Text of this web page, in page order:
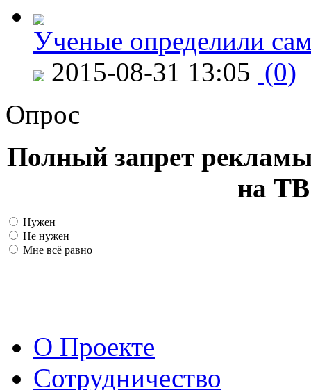
Ученые определили
2015-08-31 13:05 (0)
Опрос
Полный запрет
на ТВ
Нужен
Не нужен
Мне всё равно
О Проекте
Сотрудничество